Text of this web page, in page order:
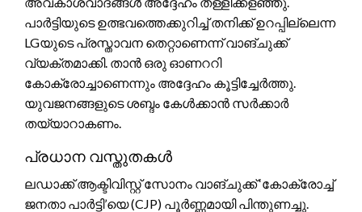
പാർട്ടിയുടെ ഉത്ഭവത്തെക്കുറിച്ച് തനിക്ക് ഉറപ്പില്ലെന്ന
LGയുടെ പ്രസ്താവന തെറ്റാണെന്ന് വാങ്ചുക്ക്
വ്യക്തമാക്കി. താൻ ഒരു ഓണററി
കോക്രോച്ചാണെന്നും അദ്ദേഹം കൂട്ടിച്ചേർത്തു.
യുവജനങ്ങളുടെ ശബ്ദം കേൾക്കാൻ സർക്കാർ
തയ്യാറാകണം.
പ്രധാന വസ്തുതകൾ
ലഡാക്ക് ആക്ടിവിസ്റ്റ് സോനം വാങ്ചുക്ക് ‘കോക്രോച്ച്
ജനതാ പാർട്ടി’യെ (CJP) പൂർണ്ണമായി പിന്തുണച്ചു.